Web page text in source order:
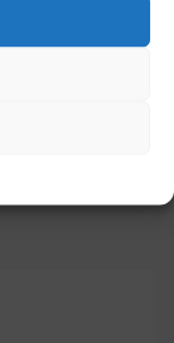
en la Unión